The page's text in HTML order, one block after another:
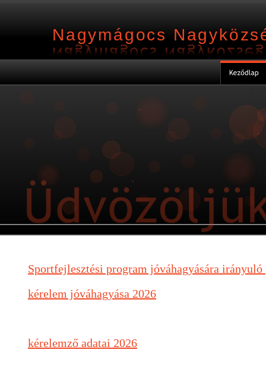
Nagymágocs
Sportfejlesztési program jóváhagyására irányuló
kérelem jóváhagyása 2026
kérelemző adatai 2026